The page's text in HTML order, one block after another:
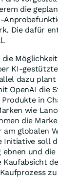
die
Die dafür
KI-
dazu plant
OpenAI die
in
wie
die
am globalen
Initiative soll
ebnen und